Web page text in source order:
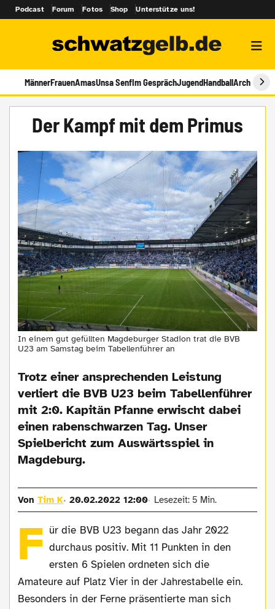
Podcast Forum Fotos Shop Unterstütze uns!
MännerFrauenAmasUnsa SenfIm GesprächJugendHandballArchiv
Der Kampf mit dem Primus
In einem gut gefüllten Magdeburger Stadion trat die BVB
U23 am Samstag beim Tabellenführer an
Trotz einer ansprechenden Leistung
verliert die BVB U23 beim Tabellenführer
mit 2:0. Kapitän Pfanne erwischt dabei
einen rabenschwarzen Tag. Unser
Spielbericht zum Auswärtsspiel in
Magdeburg.
VonTim K 20.02.2022 12:00 Lesezeit: 5 Min.
F ür die BVB U23 begann das Jahr 2022
durchaus positiv. Mit 11 Punkten in den
ersten 6 Spielen ordneten sich die
Amateure auf Platz Vier in der Jahrestabelle ein.
Besonders in der Ferne präsentierte man sich